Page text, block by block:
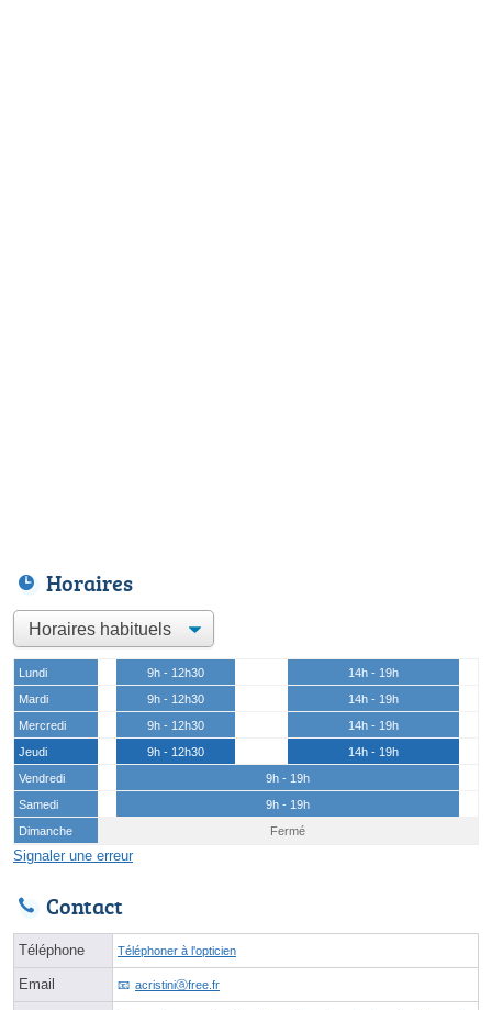
Horaires
Lundi 9h - 12h30
14h - 19h
Mardi
9h - 12h30
14h - 19h
Mercredi
9h - 12h30
14h - 19h
Jeudi
9h - 12h30
14h - 19h
Vendredi
9h - 19h
Samedi
9h - 19h
Dimanche
Fermé
Signaler une erreur
Contact
Téléphone Téléphoner à l'opticien
Email acristiniⓐfree.fr